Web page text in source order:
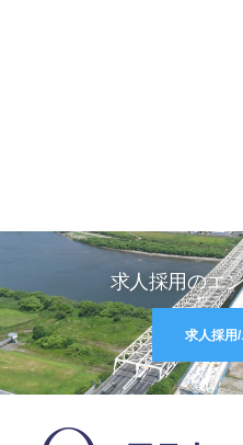
求人採用のエ
求人採用